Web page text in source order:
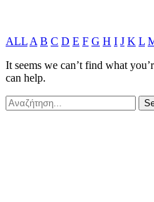
ALL A B C D E F G H I J K L
It seems we can’t find what
can help.